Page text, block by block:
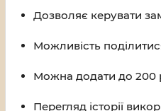
Дозволяє керувати
Можливість
Можна додати до 200
Перегляд історії